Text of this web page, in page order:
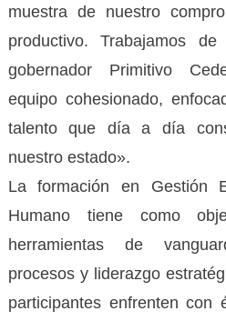
muestra de nuestro
productivo. Trabajamos
gobernador Primitivo
equipo cohesionado,
talento que día a día
nuestro estado».
La formación en Gestión
Humano tiene como
herramientas de
procesos y liderazgo
participantes enfrenten con